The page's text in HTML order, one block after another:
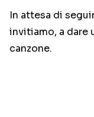
In attesa di
invitiamo, a dare
canzone.